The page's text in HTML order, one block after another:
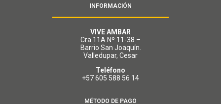
INFORMACIÓN
VIVE AMBAR
Cra 11A Nº 11-38 –
Barrio San Joaquín.
Valledupar, Cesar
Teléfono
+57 605 588 56 14
MÉTODO DE PAGO